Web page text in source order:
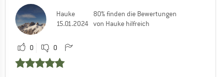
Hauke
15.01.2024
80% finden die Bewertungen
von Hauke hilfreich
0 0